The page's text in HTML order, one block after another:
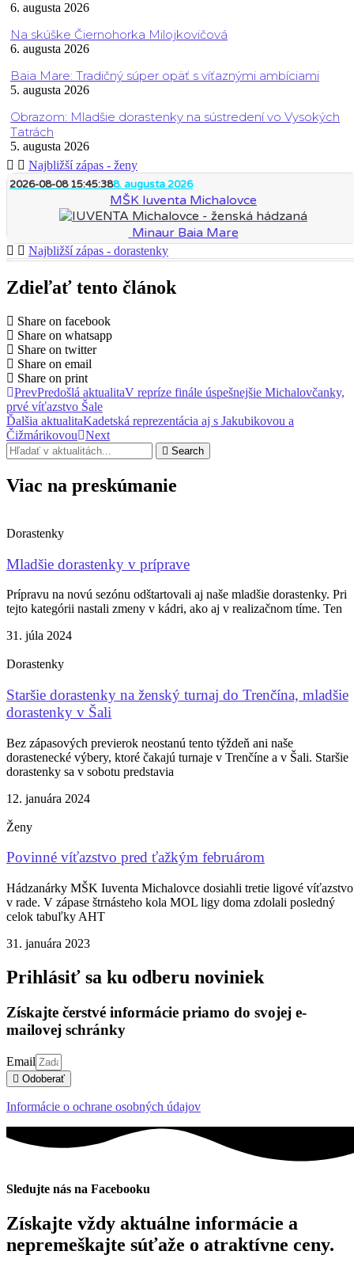
6. augusta 2026
Na skúške Čiernohorka Milojkovičová
6. augusta 2026
Baia Mare: Tradičný súper opäť s víťaznými ambíciami
5. augusta 2026
Obrazom: Mladšie dorastenky na sústredení vo Vysokých
Tatrách
5. augusta 2026
Najbližší zápas - ženy
2026-08-08 15:45:388. augusta 2026
MŠK Iuventa Michalovce
Minaur Baia Mare
Najbližší zápas - dorastenky
Zdieľať tento článok
Share on facebook
Share on whatsapp
Share on twitter
Share on email
Share on print
PrevPredošlá aktualitaV repríze finále úspešnejšie Michalovčanky,
prvé víťazstvo Šale
Ďalšia aktualitaKadetská reprezentácia aj s Jakubikovou a
Čižmárikovou
Next
Search
Viac na preskúmanie
Dorastenky
Mladšie dorastenky v príprave
Prípravu na novú sezónu odštartovali aj naše mladšie dorastenky. Pri
tejto kategórii nastali zmeny v kádri, ako aj v realizačnom tíme. Ten
31. júla 2024
Dorastenky
Staršie dorastenky na ženský turnaj do Trenčína, mladšie
dorastenky v Šali
Bez zápasových previerok neostanú tento týždeň ani naše
dorastenecké výbery, ktoré čakajú turnaje v Trenčíne a v Šali. Staršie
dorastenky sa v sobotu predstavia
12. januára 2024
Ženy
Povinné víťazstvo pred ťažkým februárom
Hádzanárky MŠK Iuventa Michalovce dosiahli tretie ligové víťazstvo
v rade. V zápase štrnásteho kola MOL ligy doma zdolali posledný
celok tabuľky AHT
31. januára 2023
Prihlásiť sa ku odberu noviniek
Získajte čerstvé informácie priamo do svojej e-
mailovej schránky
Email
Odoberať
Informácie o ochrane osobných údajov
Sledujte nás na Facebooku
Získajte vždy aktuálne informácie a
nepremeškajte súťaže o atraktívne ceny.